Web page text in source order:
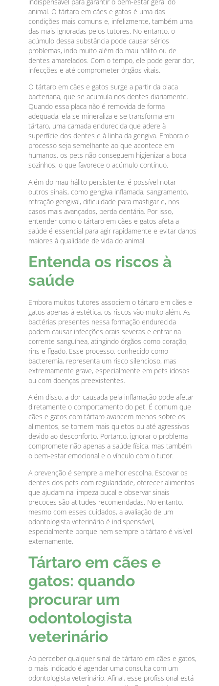
animal. O tártaro em cães e gatos é uma das
condições mais comuns e, infelizmente, também uma
das mais ignoradas pelos tutores. No entanto, o
acúmulo dessa substância pode causar sérios
problemas, indo muito além do mau hálito ou de
dentes amarelados. Com o tempo, ele pode gerar dor,
infecções e até comprometer órgãos vitais.
O tártaro em cães e gatos surge a partir da placa
bacteriana, que se acumula nos dentes diariamente.
Quando essa placa não é removida de forma
adequada, ela se mineraliza e se transforma em
tártaro, uma camada endurecida que adere à
superfície dos dentes e à linha da gengiva. Embora o
processo seja semelhante ao que acontece em
humanos, os pets não conseguem higienizar a boca
sozinhos, o que favorece o acúmulo contínuo.
Além do mau hálito persistente, é possível notar
outros sinais, como gengiva inflamada, sangramento,
retração gengival, dificuldade para mastigar e, nos
casos mais avançados, perda dentária. Por isso,
entender como o tártaro em cães e gatos afeta a
saúde é essencial para agir rapidamente e evitar danos
maiores à qualidade de vida do animal.
Entenda os riscos à
saúde
Embora muitos tutores associem o tártaro em cães e
gatos apenas à estética, os riscos vão muito além. As
bactérias presentes nessa formação endurecida
podem causar infecções orais severas e entrar na
corrente sanguínea, atingindo órgãos como coração,
rins e fígado. Esse processo, conhecido como
bacteremia, representa um risco silencioso, mas
extremamente grave, especialmente em pets idosos
ou com doenças preexistentes.
Além disso, a dor causada pela inflamação pode afetar
diretamente o comportamento do pet. É comum que
cães e gatos com tártaro avancem menos sobre os
alimentos, se tornem mais quietos ou até agressivos
devido ao desconforto. Portanto, ignorar o problema
compromete não apenas a saúde física, mas também
o bem-estar emocional e o vínculo com o tutor.
A prevenção é sempre a melhor escolha. Escovar os
dentes dos pets com regularidade, oferecer alimentos
que ajudam na limpeza bucal e observar sinais
precoces são atitudes recomendadas. No entanto,
mesmo com esses cuidados, a avaliação de um
odontologista veterinário é indispensável,
especialmente porque nem sempre o tártaro é visível
externamente.
Tártaro em cães e
gatos: quando
procurar um
odontologista
veterinário
Ao perceber qualquer sinal de tártaro em cães e gatos,
o mais indicado é agendar uma consulta com um
odontologista veterinário. Afinal, esse profissional está